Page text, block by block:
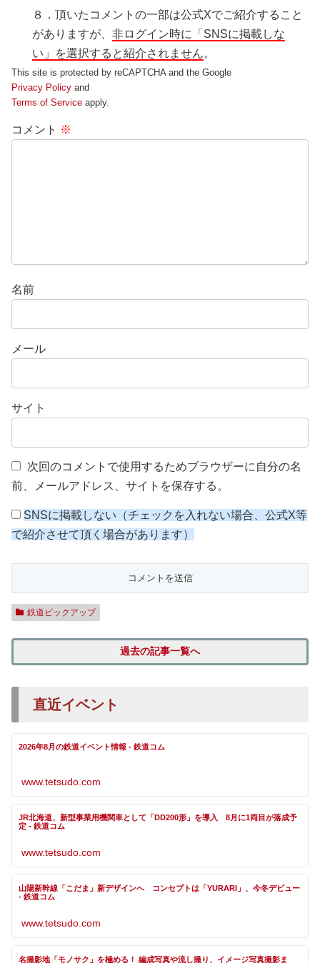
８．頂いたコメントの一部は公式Xでご紹介すること
がありますが、非ログイン時に「SNSに掲載しな
い」を選択すると紹介されません。
This site is protected by reCAPTCHA and the Google
Privacy Policy and
Terms of Service apply.
コメント ※
名前
メール
サイト
次回のコメントで使用するためブラウザーに自分の名
前、メールアドレス、サイトを保存する。
SNSに掲載しない（チェックを入れない場合、公式X等
で紹介させて頂く場合があります）
鉄道ピックアップ
過去の記事一覧へ
直近イベント
2026年8月の鉄道イベント情報 - 鉄道コム
www.tetsudo.com
JR北海道、新型事業用機関車として「DD200形」を導入 8月に1両目が落成予
定 - 鉄道コム
www.tetsudo.com
山陽新幹線「こだま」新デザインへ コンセプトは「YURARI」、今冬デビュー
- 鉄道コム
www.tetsudo.com
名撮影地「モノサク」を極める！ 編成写真や流し撮り、イメージ写真撮影ま